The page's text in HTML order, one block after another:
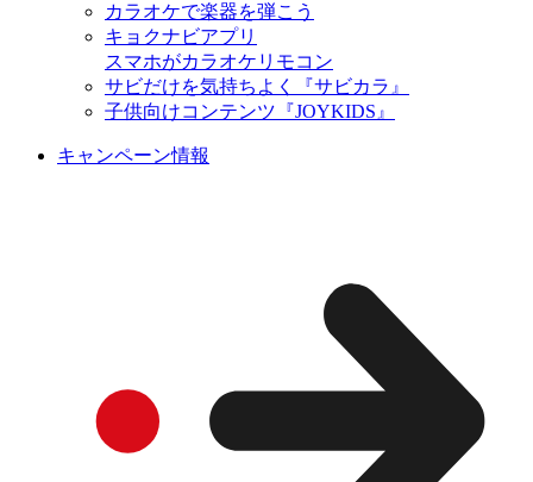
カラオケで楽器を弾こう
キョクナビアプリ
スマホがカラオケリモコン
サビだけを気持ちよく『サビカラ』
子供向けコンテンツ『JOYKIDS』
キャンペーン情報